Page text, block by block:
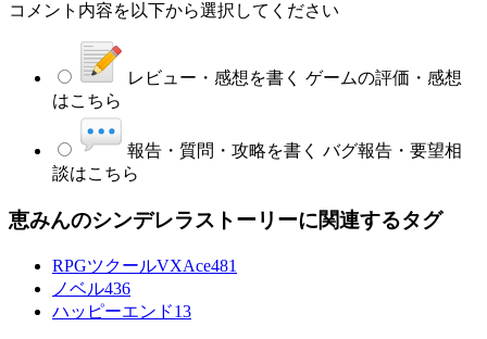
コメント内容を以下から選択してください
レビュー・感想を書く ゲームの評価・感想
はこちら
報告・質問・攻略を書く バグ報告・要望相
談はこちら
恵みんのシンデレラストーリーに関連するタグ
RPGツクールVXAce481
ノベル436
ハッピーエンド13